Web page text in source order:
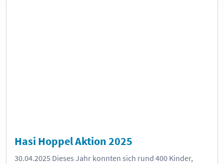
Hasi Hoppel Aktion 2025
30.04.2025 Dieses Jahr konnten sich rund 400 Kinder,